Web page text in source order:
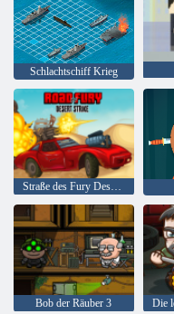
Schlachtschiff Krieg
Straße des Fury Desert Strike
Bob der Räuber 3